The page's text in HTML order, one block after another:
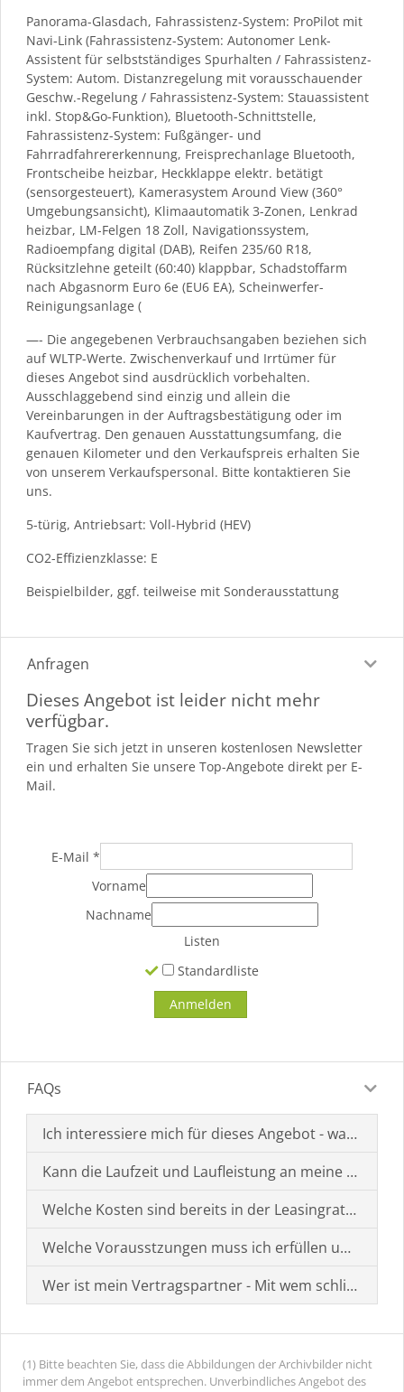
Panorama-Glasdach, Fahrassistenz-System: ProPilot mit
Navi-Link (Fahrassistenz-System: Autonomer Lenk-
Assistent für selbstständiges Spurhalten / Fahrassistenz-
System: Autom. Distanzregelung mit vorausschauender
Geschw.-Regelung / Fahrassistenz-System: Stauassistent
inkl. Stop&Go-Funktion), Bluetooth-Schnittstelle,
Fahrassistenz-System: Fußgänger- und
Fahrradfahrererkennung, Freisprechanlage Bluetooth,
Frontscheibe heizbar, Heckklappe elektr. betätigt
(sensorgesteuert), Kamerasystem Around View (360°
Umgebungsansicht), Klimaautomatik 3-Zonen, Lenkrad
heizbar, LM-Felgen 18 Zoll, Navigationssystem,
Radioempfang digital (DAB), Reifen 235/60 R18,
Rücksitzlehne geteilt (60:40) klappbar, Schadstoffarm
nach Abgasnorm Euro 6e (EU6 EA), Scheinwerfer-
Reinigungsanlage (
—- Die angegebenen Verbrauchsangaben beziehen sich
auf WLTP-Werte. Zwischenverkauf und Irrtümer für
dieses Angebot sind ausdrücklich vorbehalten.
Ausschlaggebend sind einzig und allein die
Vereinbarungen in der Auftragsbestätigung oder im
Kaufvertrag. Den genauen Ausstattungsumfang, die
genauen Kilometer und den Verkaufspreis erhalten Sie
von unserem Verkaufspersonal. Bitte kontaktieren Sie
uns.
5-türig, Antriebsart: Voll-Hybrid (HEV)
CO2-Effizienzklasse: E
Beispielbilder, ggf. teilweise mit Sonderausstattung
Anfragen
Dieses Angebot ist leider nicht mehr
verfügbar.
Tragen Sie sich jetzt in unseren kostenlosen Newsletter
ein und erhalten Sie unsere Top-Angebote direkt per E-
Mail.
E-Mail *
Vorname
Nachname
Listen
Standardliste
FAQs
Ich interessiere mich für dieses Angebot - was muss
Kann die Laufzeit und Laufleistung an meine
Welche Kosten sind bereits in der Leasingrate
Welche Vorausstzungen muss ich erfüllen um einen
Wer ist mein Vertragspartner - Mit wem schließe ich
(1) Bitte beachten Sie, dass die Abbildungen der Archivbilder nicht
immer dem Angebot entsprechen. Unverbindliches Angebot des